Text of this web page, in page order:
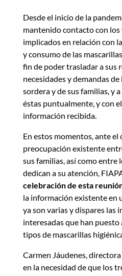
Desde el inicio de la
mantenido contacto con
implicados en relación con
y consumo de las
fin de poder trasladar a sus
necesidades y demandas
sordera y de sus familias, y
éstas puntualmente, y con
información recibida.
En estos momentos, ante
preocupación existente
sus familias, así como entre
dedican a su atención,
celebración de esta
la información existente en
ya son varias y dispares las
interesadas que han
tipos de mascarillas
Carmen Jáudenes,
en la necesidad de que los